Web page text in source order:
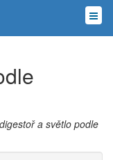
a světlo podle